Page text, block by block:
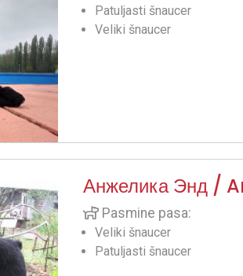
Patuljasti šnaucer
Veliki šnaucer
Анжелика Энд /
Pasmine pasa:
Veliki šnaucer
Patuljasti šnaucer